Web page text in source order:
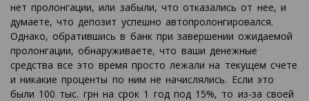
нет пролонгации, или забыли, что отказались от нее, и
думаете, что депозит успешно автопролонгировался.
Однако, обратившись в банк при завершении ожидаемой
пролонгации, обнаруживаете, что ваши денежные
средства все это время просто лежали на текущем счете
и никакие проценты по ним не начислялись. Если это
были 100 тыс. грн на срок 1 год под 15%, то из-за своей